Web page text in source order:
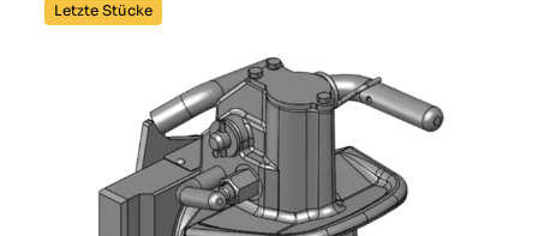
Letzte Stücke